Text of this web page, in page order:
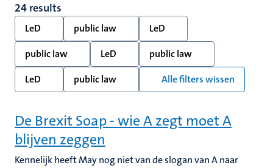
24 results
LeD public law
LeD
public law
LeD
public law
LeD
public law Alle filters wissen
De Brexit Soap - wie A zegt moet A
blijven zeggen
Kennelijk heeft May nog niet van de slogan van A naar